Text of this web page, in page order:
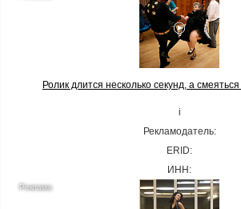
Ролик длится несколько секунд, а
i
Рекламодатель:
ERID:
ИНН: